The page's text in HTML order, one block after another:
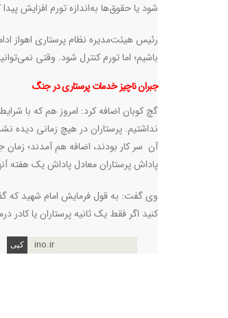
شود یا حقوق‌ها به‌اندازه تورم افزایش
رئیس هیئت‌مدیره نظام پرستاری اهواز
باشیم؛ اما تورم کنترل شود. وقتی
جبران ناچیز خدمات پرستاری در جنگ
گچ کوبان اضافه کرد: امروز هم که با
پاداش پرستاران معادل پاداش یک هفته
وی گفت: به قول فرمایش امام شهید که
کنید اگر فقط یک ثانیه پرستاران یا کادر
ino.ir